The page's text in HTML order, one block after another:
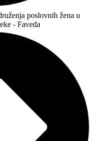
poslovnih žena u
- Faveda